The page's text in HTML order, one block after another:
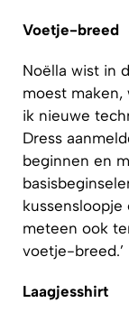
Voetje-breed
Noëlla wist in
moest maken,
ik nieuwe
Dress
beginnen en
meteen ook
voetje-breed.’
Laagjesshirt